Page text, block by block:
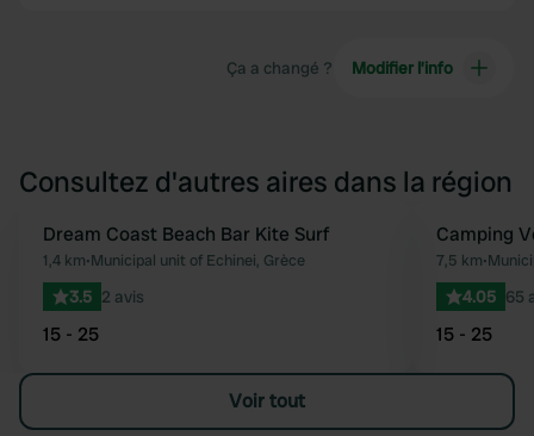
Ça a changé ? Modifier l’info
Consultez d'autres aires dans la région
Préféré
Dream Coast Beach Bar Kite Surf
1,4 km•Municipal unit of Echinei, Grèce
3.5 2 avis
15 - 25
Camping
7,5 km•
4.05 65
15 - 25
Voir tout